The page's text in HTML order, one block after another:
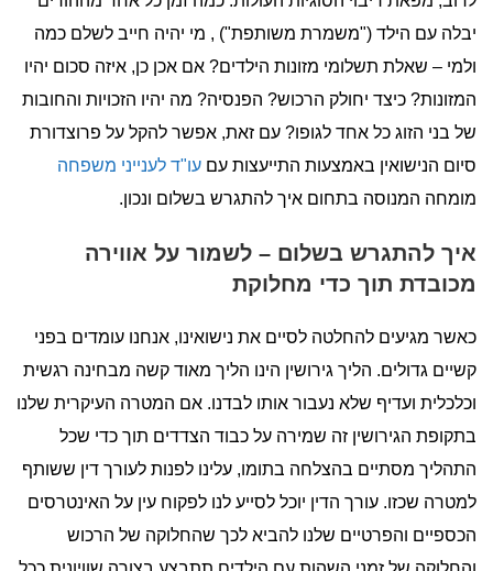
יבלה עם הילד ("משמרת משותפת") , מי יהיה חייב לשלם כמה
ולמי – שאלת תשלומי מזונות הילדים? אם אכן כן, איזה סכום יהיו
המזונות? כיצד יחולק הרכוש? הפנסיה? מה יהיו הזכויות והחובות
של בני הזוג כל אחד לגופו? עם זאת, אפשר להקל על פרוצדורת
סיום הנישואין באמצעות התייעצות עם עו"ד לענייני משפחה
מומחה המנוסה בתחום איך להתגרש בשלום ונכון.
איך להתגרש בשלום – לשמור על אווירה
מכובדת תוך כדי מחלוקת
כאשר מגיעים להחלטה לסיים את נישואינו, אנחנו עומדים בפני
קשיים גדולים. הליך גירושין הינו הליך מאוד קשה מבחינה רגשית
וכלכלית ועדיף שלא נעבור אותו לבדנו. אם המטרה העיקרית שלנו
בתקופת הגירושין זה שמירה על כבוד הצדדים תוך כדי שכל
התהליך מסתיים בהצלחה בתומו, עלינו לפנות לעורך דין ששותף
למטרה שכזו. עורך הדין יוכל לסייע לנו לפקוח עין על האינטרסים
הכספיים והפרטיים שלנו להביא לכך שהחלוקה של הרכוש